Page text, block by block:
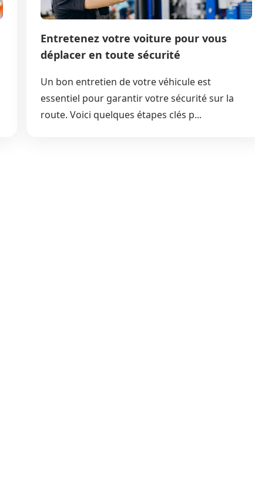
Entretenez votre voiture pour vous
déplacer en toute sécurité
Un bon entretien de votre véhicule est
essentiel pour garantir votre sécurité sur la
route. Voici quelques étapes clés p...